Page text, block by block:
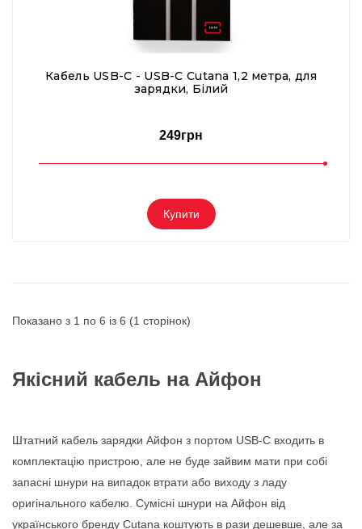
Кабель USB-C - USB-C Cutana 1,2 метра, для
зарядки, Білий
249грн
Купити
Показано з 1 по 6 із 6 (1 сторінок)
Якісний кабель на Айфон
Штатний кабель зарядки Айфон з портом USB-С входить в
комплектацію пристрою, але не буде зайвим мати при собі
запасні шнури на випадок втрати або виходу з ладу
оригінального кабелю. Сумісні шнури на Айфон від
українського бренду Cutana коштують в рази дешевше, але за